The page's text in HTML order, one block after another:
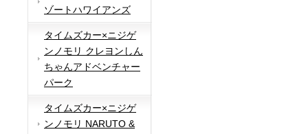
ゾートハワイアンズ
タイムズカー×ニジゲ
ンノモリ クレヨンしん
ちゃんアドベンチャー
パーク
タイムズカー×ニジゲ
ンノモリ NARUTO &